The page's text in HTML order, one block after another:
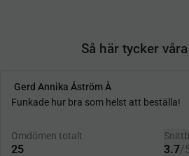
Så här tycker